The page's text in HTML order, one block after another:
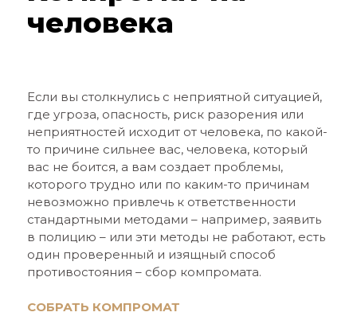
человека
Если вы столкнулись с неприятной ситуацией,
где угроза, опасность, риск разорения или
неприятностей исходит от человека, по какой-
то причине сильнее вас, человека, который
вас не боится, а вам создает проблемы,
которого трудно или по каким-то причинам
невозможно привлечь к ответственности
стандартными методами – например, заявить
в полицию – или эти методы не работают, есть
один проверенный и изящный способ
противостояния – сбор компромата.
СОБРАТЬ КОМПРОМАТ